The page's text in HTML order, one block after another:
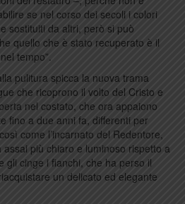
se nel corso dei secoli i colori
sostituiti da altri, però si può
quello che è stato recuperato è il
tempo”.
pulitura spicca la nuova trama
che ricoprono il volto del Cristo e
nel costato, che ora appaiono
fino a due anni fa, differenti per
come l’incarnato del Redentore,
più chiaro e luminoso rispetto a
gli cinge i fianchi, che ha perso il
un delicato ed elegante